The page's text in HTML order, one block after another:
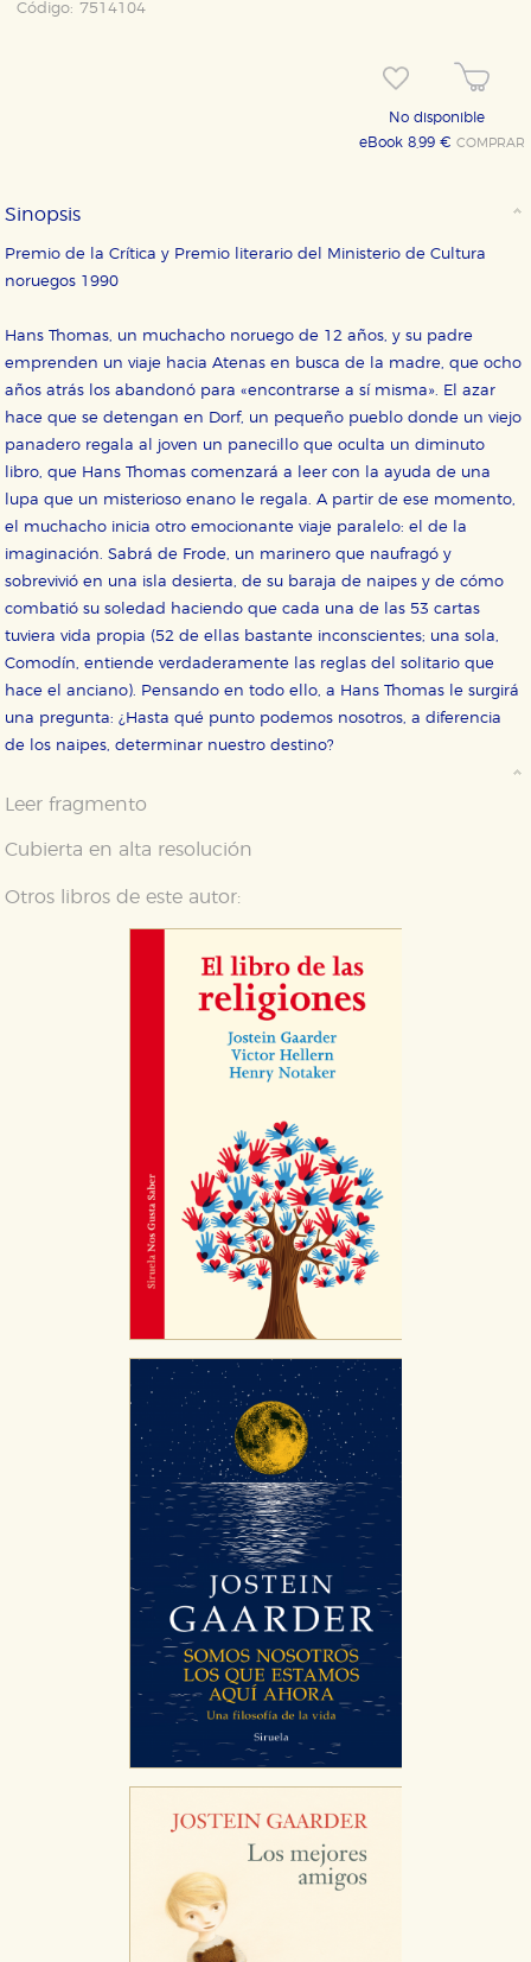
Código: 7514104
No disponible
eBook 8,99 €COMPRAR
Sinopsis
Premio de la Crítica y Premio literario del Ministerio de Cultura
noruegos 1990
Hans Thomas, un muchacho noruego de 12 años, y su padre
emprenden un viaje hacia Atenas en busca de la madre, que ocho
años atrás los abandonó para «encontrarse a sí misma». El azar
hace que se detengan en Dorf, un pequeño pueblo donde un viejo
panadero regala al joven un panecillo que oculta un diminuto
libro, que Hans Thomas comenzará a leer con la ayuda de una
lupa que un misterioso enano le regala. A partir de ese momento,
el muchacho inicia otro emocionante viaje paralelo: el de la
imaginación. Sabrá de Frode, un marinero que naufragó y
sobrevivió en una isla desierta, de su baraja de naipes y de cómo
combatió su soledad haciendo que cada una de las 53 cartas
tuviera vida propia (52 de ellas bastante inconscientes; una sola,
Comodín, entiende verdaderamente las reglas del solitario que
hace el anciano). Pensando en todo ello, a Hans Thomas le surgirá
una pregunta: ¿Hasta qué punto podemos nosotros, a diferencia
de los naipes, determinar nuestro destino?
Leer fragmento
Cubierta en alta resolución
Otros libros de este autor: